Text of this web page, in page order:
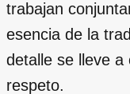
trabajan
esencia de la
detalle se lleve
respeto.